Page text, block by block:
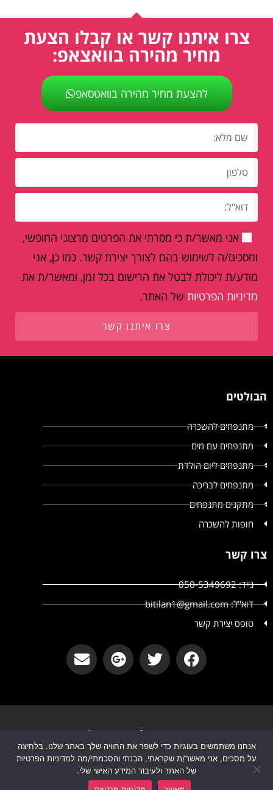
צרו איתנו קשר או קבלו הצעת
מחיר מהירה בוואצאפ:
להצעת מחיר מהירה בוואטסאפ
אני מאשר/ת כי מסרתי את הפרטים מרצוני החופשי,
ומסכים/ה לשימוש בהם לצורך יצירת קשר. כמו כן, אני
מודע/ת ליכולת לבטל את הרישום בכל זמן, ומאשר/ת את
מדיניות הפרטיות של האתר.
צרו איתנו קשר
הבולטים
מתנפחים להשכרה
מתנפחים עם מים
מתנפחים ליום הולדת
מתנפחים לבריכה
מתקנים מתנפחים
חופות להשכרה
צרו קשר
נייד: 050-5349692
דוא"ל: bitilan1@gmail.com
טופס יצירת קשר
הצהרת נגישות מדיניות פרטיות
קטשופ אירועים © קטשופ אירועים All
אנחנו משתמשים בעוגיות כדי לשפר את החוויה שלך באתר שלנו. בלחיצה
על מסכים, אני מאשר/ת שקראתי, הבנתי והסכמתי/מה למדיניות הפרטיות
של האתר ולעיבוד המידע האישי שלי.